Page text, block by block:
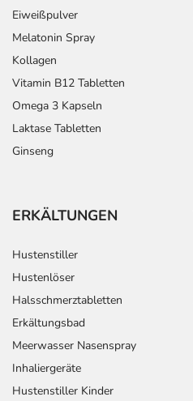
Eiweißpulver
Melatonin Spray
Kollagen
Vitamin B12 Tabletten
Omega 3 Kapseln
Laktase Tabletten
Ginseng
ERKÄLTUNGEN
Hustenstiller
Hustenlöser
Halsschmerztabletten
Erkältungsbad
Meerwasser Nasenspray
Inhaliergeräte
Hustenstiller Kinder